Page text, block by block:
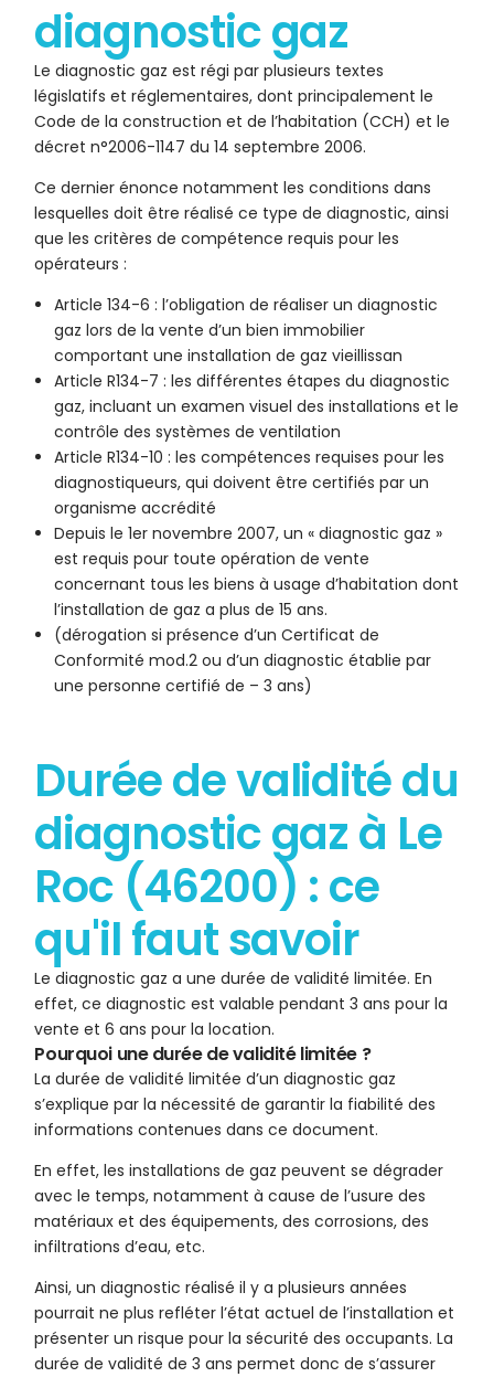
diagnostic gaz
Le diagnostic gaz est régi par plusieurs textes
législatifs et réglementaires, dont principalement le
Code de la construction et de l’habitation (CCH) et le
décret n°2006-1147 du 14 septembre 2006.
Ce dernier énonce notamment les conditions dans
lesquelles doit être réalisé ce type de diagnostic, ainsi
que les critères de compétence requis pour les
opérateurs :
Article 134-6 : l’obligation de réaliser un diagnostic
gaz lors de la vente d’un bien immobilier
comportant une installation de gaz vieillissan
Article R134-7 : les différentes étapes du diagnostic
gaz, incluant un examen visuel des installations et le
contrôle des systèmes de ventilation
Article R134-10 : les compétences requises pour les
diagnostiqueurs, qui doivent être certifiés par un
organisme accrédité
Depuis le 1er novembre 2007, un « diagnostic gaz »
est requis pour toute opération de vente
concernant tous les biens à usage d’habitation dont
l’installation de gaz a plus de 15 ans.
(dérogation si présence d’un Certificat de
Conformité mod.2 ou d’un diagnostic établie par
une personne certifié de – 3 ans)
Durée de validité du
diagnostic gaz à Le
Roc (46200) : ce
qu'il faut savoir
Le diagnostic gaz a une durée de validité limitée. En
effet, ce diagnostic est valable pendant 3 ans pour la
vente et 6 ans pour la location.
Pourquoi une durée de validité limitée ?
La durée de validité limitée d’un diagnostic gaz
s’explique par la nécessité de garantir la fiabilité des
informations contenues dans ce document.
En effet, les installations de gaz peuvent se dégrader
avec le temps, notamment à cause de l’usure des
matériaux et des équipements, des corrosions, des
infiltrations d’eau, etc.
Ainsi, un diagnostic réalisé il y a plusieurs années
pourrait ne plus refléter l’état actuel de l’installation et
présenter un risque pour la sécurité des occupants. La
durée de validité de 3 ans permet donc de s’assurer